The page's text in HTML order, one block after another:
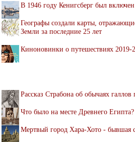
В 1946 году Кенигсберг был
Географы создали карты,
Земли за последние 25 лет
Киноновинки о путешествиях 2019-
Рассказ Страбона об обычаях
Что было на месте Древнего Египта?
Мертвый город Хара-Хото - бывшая